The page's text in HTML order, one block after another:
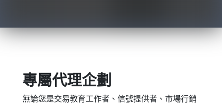
專屬代理企劃
無論您是交易教育工作者、信號提供者、市場行銷